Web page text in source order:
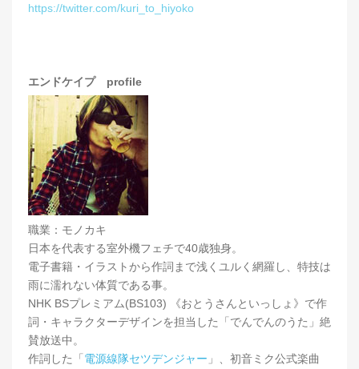
https://twitter.com/kuri_to_hiyoko
エンドケイプ profile
職業：モノカキ
日本を代表する室外機フェチで40歳独身。
電子書籍・イラストから作詞まで浅くユルく網羅し、特技は
雨に濡れない体質である事。
NHK BSプレミアム(BS103) 《おとうさんといっしょ》で作
詞・キャラクターデザインを担当した「でんでんのうた」絶
賛放送中。
作詞した「電源線隊セツデンジャー 」、初音ミク公式楽曲